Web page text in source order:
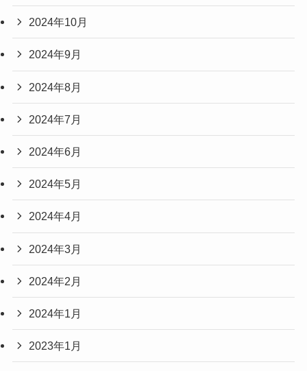
2024年10月
2024年9月
2024年8月
2024年7月
2024年6月
2024年5月
2024年4月
2024年3月
2024年2月
2024年1月
2023年1月